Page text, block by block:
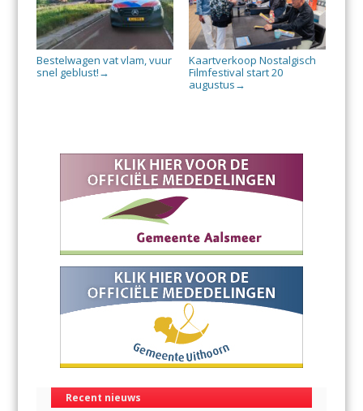
Bestelwagen vat vlam, vuur
snel geblust! →
Kaartverkoop Nostalgisch
Filmfestival start 20
augustus →
Recent nieuws